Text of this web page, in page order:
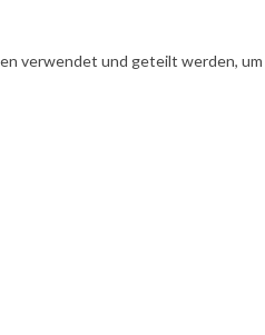
und geteilt